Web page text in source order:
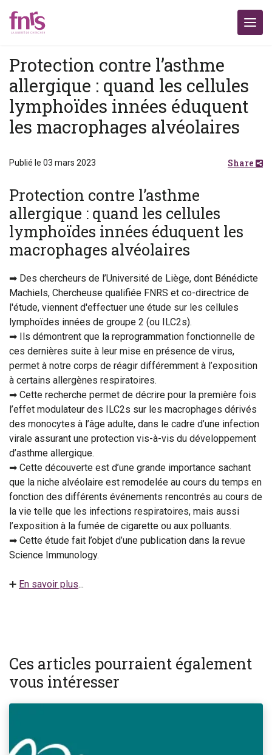
Protection contre l’asthme
allergique : quand les cellules
lymphoïdes innées éduquent
les macrophages alvéolaires
Publié le 03 mars 2023 Share
Protection contre l’asthme
allergique : quand les cellules
lymphoïdes innées éduquent les
macrophages alvéolaires
➡ Des chercheurs de l’Université de Liège, dont Bénédicte
Machiels, Chercheuse qualifiée FNRS et co-directrice de
l'étude, viennent d'effectuer une étude sur les cellules
lymphoïdes innées de groupe 2 (ou ILC2s).
➡ Ils démontrent que la reprogrammation fonctionnelle de
ces dernières suite à leur mise en présence de virus,
permet à notre corps de réagir différemment à l’exposition
à certains allergènes respiratoires.
➡ Cette recherche permet de décrire pour la première fois
l’effet modulateur des ILC2s sur les macrophages dérivés
des monocytes à l’âge adulte, dans le cadre d’une infection
virale assurant une protection vis-à-vis du développement
d’asthme allergique.
➡ Cette découverte est d’une grande importance sachant
que la niche alvéolaire est remodelée au cours du temps en
fonction des différents événements rencontrés au cours de
la vie telle que les infections respiratoires, mais aussi
l’exposition à la fumée de cigarette ou aux polluants.
➡ Cette étude fait l’objet d’une publication dans la revue
Science Immunology.
➕ En savoir plus...
Ces articles pourraient également
vous intéresser